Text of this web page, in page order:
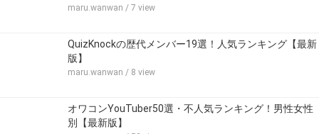
maru.wanwan / 7 view
QuizKnockの歴代メンバー19選！人気ランキング【最新
版】
maru.wanwan / 8 view
オワコンYouTuber50選・不人気ランキング！男性女性
別【最新版】